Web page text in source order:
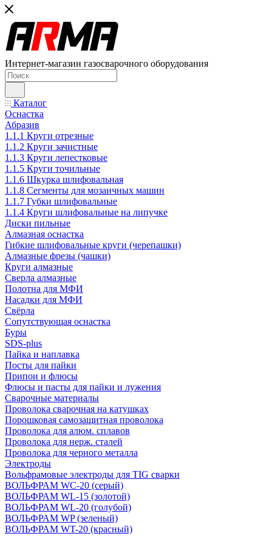
Интернет-магазин газосварочного оборудования
Каталог
Оснастка
Абразив
1.1.1 Круги отрезные
1.1.2 Круги зачистные
1.1.3 Круги лепестковые
1.1.5 Круги точильные
1.1.6 Шкурка шлифовальная
1.1.8 Сегменты для мозаичных машин
1.1.7 Губки шлифовальные
1.1.4 Круги шлифовальные на липучке
Диски пильные
Алмазная оснастка
Гибкие шлифовальные круги (черепашки)
Алмазные фрезы (чашки)
Круги алмазные
Сверла алмазные
Полотна для МФИ
Насадки для МФИ
Свёрла
Сопутствующая оснастка
Буры
SDS-plus
Пайка и наплавка
Посты для пайки
Припои и флюсы
Флюсы и пасты для пайки и лужения
Сварочные материалы
Проволока сварочная на катушках
Порошковая самозащитная проволока
Проволока для алюм. сплавов
Проволока для нерж. сталей
Проволока для черного металла
Электроды
Вольфрамовые электроды для TIG сварки
ВОЛЬФРАМ WC-20 (серый)
ВОЛЬФРАМ WL-15 (золотой)
ВОЛЬФРАМ WL-20 (голубой)
ВОЛЬФРАМ WP (зеленый)
ВОЛЬФРАМ WT-20 (красный)